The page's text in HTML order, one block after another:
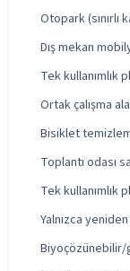
Otopark
Dış mekan
Tek kullanımlık
Ortak çalışma
Bisiklet
Toplantı odası
Tek kullanımlık
Yalnızca